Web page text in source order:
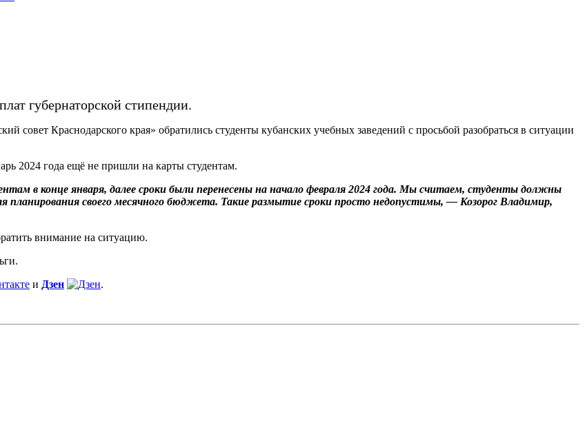
губернаторской стипендии.
Краснодарского края» обратились студенты кубанских учебных заведений с просьбой разобраться в ситуации
2024 года ещё не пришли на карты студентам.
в конце января, далее сроки были перенесены на начало февраля 2024 года. Мы считаем, студенты должны
планирования своего месячного бюджета. Такие размытие сроки просто недопустимы, — Козорог Владимир,
внимание на ситуацию.
и Дзен .